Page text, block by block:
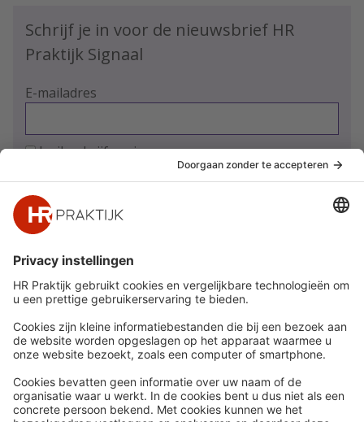
Schrijf je in voor de nieuwsbrief HR
Praktijk Signaal
E-mailadres
Ja, ik schrijf me in
Snel naar
Nieuws
Whitepapers
Webinars
Word lid
Contact
Meer
HR Academy
HR Podcast
CHRO
HR Day